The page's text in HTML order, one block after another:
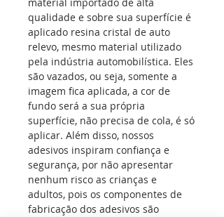
qualidade e sobre sua superfície é
aplicado resina cristal de auto
relevo, mesmo material utilizado
pela indústria automobilística. Eles
são vazados, ou seja, somente a
imagem fica aplicada, a cor de
fundo será a sua própria
superfície, não precisa de cola, é só
aplicar. Além disso, nossos
adesivos inspiram confiança e
segurança, por não apresentar
nenhum risco as crianças e
adultos, pois os componentes de
fabricação dos adesivos são